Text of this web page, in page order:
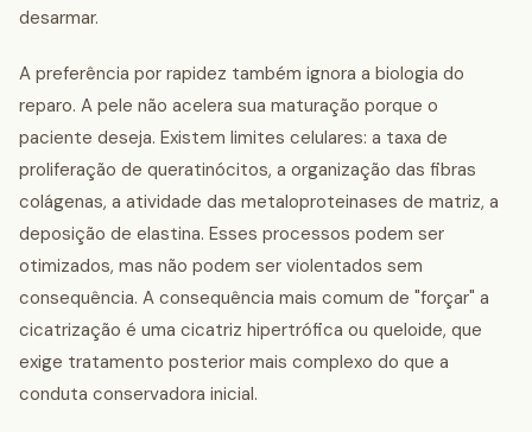
desarmar.
A preferência por rapidez também ignora a biologia do
reparo. A pele não acelera sua maturação porque o
paciente deseja. Existem limites celulares: a taxa de
proliferação de queratinócitos, a organização das fibras
colágenas, a atividade das metaloproteinases de matriz, a
deposição de elastina. Esses processos podem ser
otimizados, mas não podem ser violentados sem
consequência. A consequência mais comum de "forçar" a
cicatrização é uma cicatriz hipertrófica ou queloide, que
exige tratamento posterior mais complexo do que a
conduta conservadora inicial.